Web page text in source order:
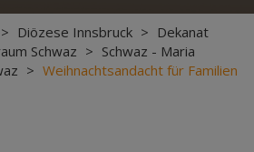
> Diözese Innsbruck > Dekanat
Schwaz > Schwaz - Maria
> Weihnachtsandacht für Familien